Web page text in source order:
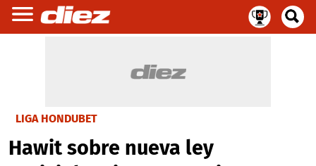
LIGA HONDUBET
Hawit sobre nueva ley